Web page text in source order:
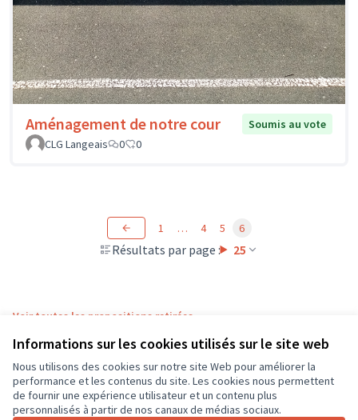
Informations sur les cookies utilisés sur le site web
Nous utilisons des cookies sur notre site Web pour améliorer la
performance et les contenus du site. Les cookies nous permettent
de fournir une expérience utilisateur et un contenu plus
personnalisés à partir de nos canaux de médias sociaux.
Aménagement de notre cour
Soumis au vote
CLG Langeais
0 0
Résultats par page : 25
1 … 4 5 6
Voir toutes les propositions retirées
Conditions d'utilisation
Paramètres des cookies
CD37 sur XCD37 sur Facebook
CD37 sur Instagram
CD37 sur YouTube